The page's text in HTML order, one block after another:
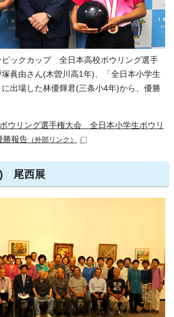
ピックカップ 全日本高校ボウリング選手
眞由さん(木曽川高1年)、「全日本小学生
出場した林優輝君(三条小4年)から、優勝
ウリング選手権大会 全日本小学生ボウリ
報告 （外部リンク）
) 尾西展